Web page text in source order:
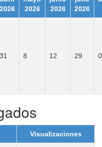
2026
2026
2026
2026
31 8 12 29 0
Visualizaciones